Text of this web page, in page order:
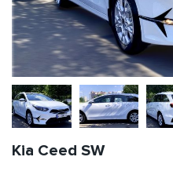
Kia Ceed SW